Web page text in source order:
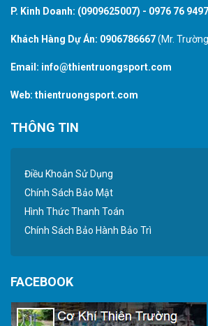
P. Kinh Doanh: (0909625007) - 0976 76 9497
Khách Hàng Dự Án: 0906786667(Mr.
Email: info@thientruongsport.com
Web: thientruongsport.com
THÔNG TIN
Điều Khoản Sử Dụng
Chính Sách Bảo Mật
Hình Thức Thanh Toán
Chính Sách Bảo Hành Bảo Trì
FACEBOOK